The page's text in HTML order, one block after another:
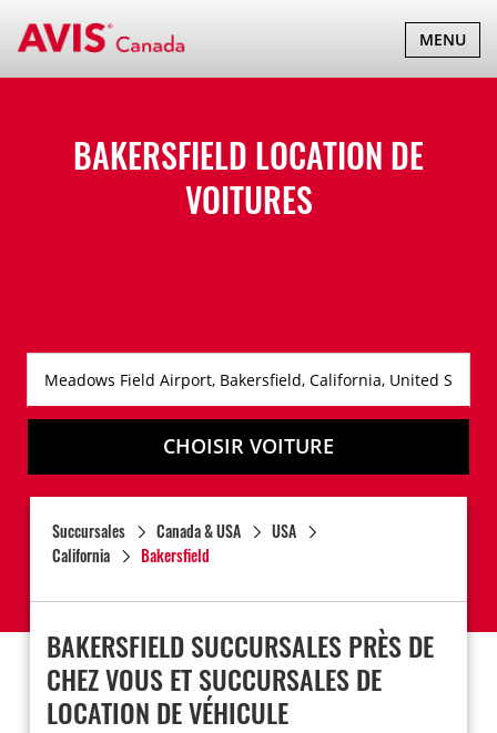
BASCULER
LA
MENU
BAKERSFIELD LOCATION DE
VOITURES
CHOISIR VOITURE
Succursales Canada & USA
USA
California
Bakersfield
BAKERSFIELD SUCCURSALES PRÈS DE
CHEZ VOUS ET SUCCURSALES DE
LOCATION DE VÉHICULE